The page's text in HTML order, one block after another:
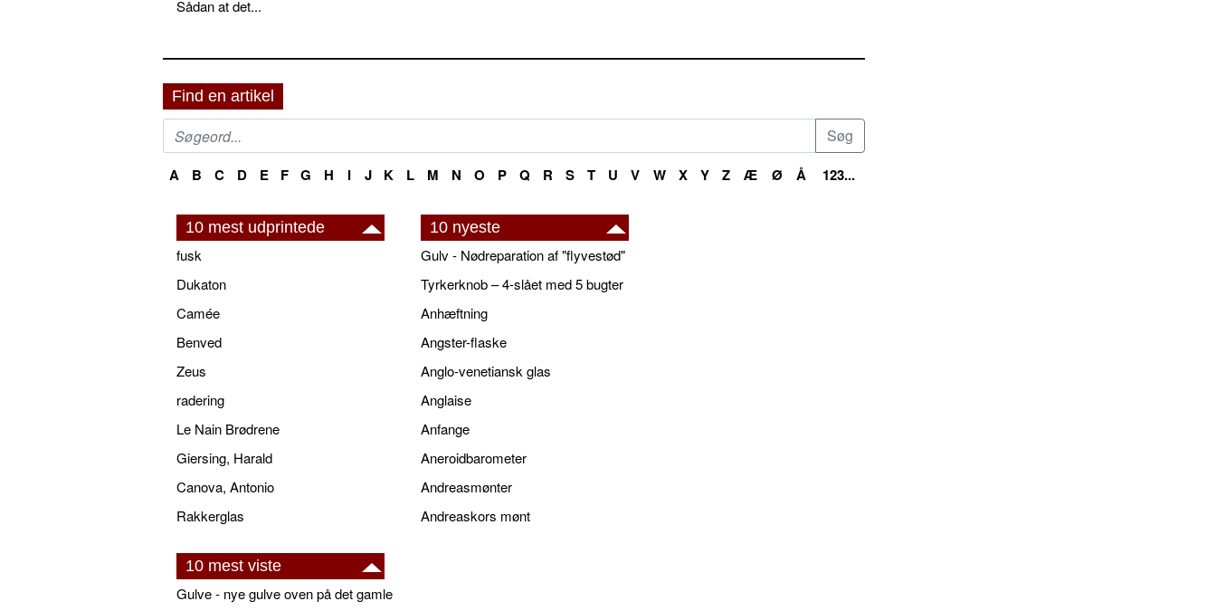
Sådan at det...
Find en artikel
A B C D E F G H I J K L M N O P Q R S T U V W X Y Z Æ Ø Å 123...
10 mest udprintede
fusk
Dukaton
Camée
Benved
Zeus
radering
Le Nain Brødrene
Giersing, Harald
Canova, Antonio
Rakkerglas
10 nyeste
Gulv - Nødreparation af "flyvestød"
Tyrkerknob – 4-slået med 5 bugter
Anhæftning
Angster-flaske
Anglo-venetiansk glas
Anglaise
Anfange
Aneroidbarometer
Andreasmønter
Andreaskors mønt
10 mest viste
Gulve - nye gulve oven på det gamle